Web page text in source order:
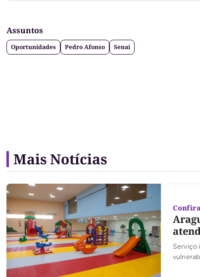
Assuntos
Oportunidades Pedro Afonso Senai
Mais Notícias
Confira
Serviço